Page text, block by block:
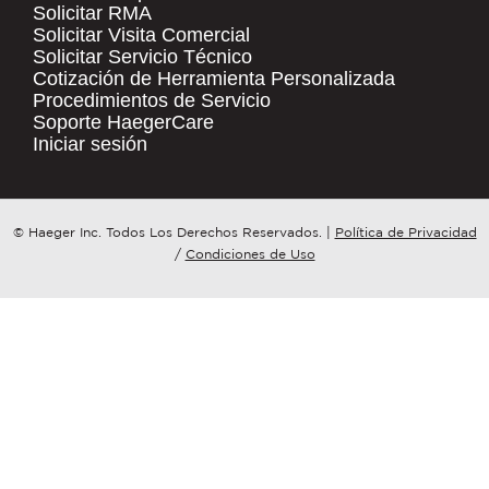
COMPANY NAME*
COUNTRY
REGARDING?*
.
QUICK LINKS
Products
Resources
Contact Us
Tooling Wizard
Solicitar RMA
Solicitar Visita Comercial
Solicitar Servicio Técnico
Cotización de Herramienta Personalizada
Procedimientos de Servicio
Soporte HaegerCare
Iniciar sesión
© Haeger Inc. Todos Los Derechos Reservados.
Política de Privacidad
/ Condiciones de Uso